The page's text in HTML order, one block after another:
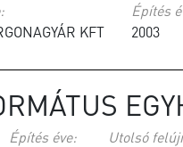
KFT
Építés
2003
Építés éve:
Utolsó